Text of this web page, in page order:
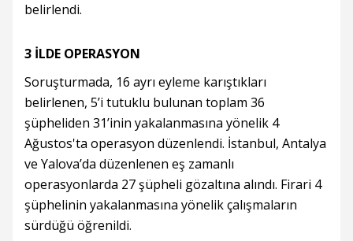
belirlendi.
3 İLDE OPERASYON
Soruşturmada, 16 ayrı eyleme karıştıkları
belirlenen, 5’i tutuklu bulunan toplam 36
şüpheliden 31’inin yakalanmasına yönelik 4
Ağustos'ta operasyon düzenlendi. İstanbul, Antalya
ve Yalova’da düzenlenen eş zamanlı
operasyonlarda 27 şüpheli gözaltına alındı. Firari 4
şüphelinin yakalanmasına yönelik çalışmaların
sürdüğü öğrenildi.